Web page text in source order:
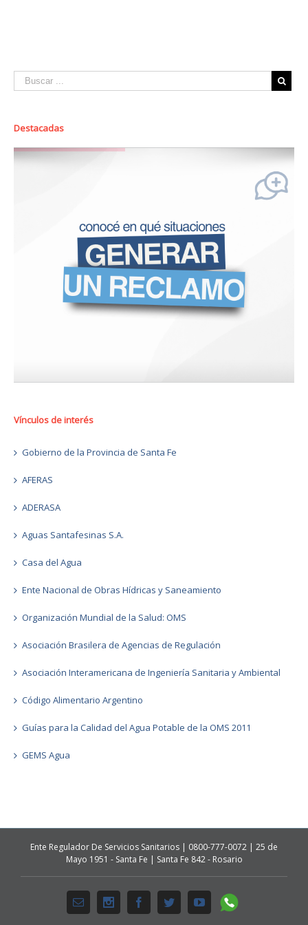
Destacadas
Vínculos de interés
Gobierno de la Provincia de Santa Fe
AFERAS
ADERASA
Aguas Santafesinas S.A.
Casa del Agua
Ente Nacional de Obras Hídricas y Saneamiento
Organización Mundial de la Salud: OMS
Asociación Brasilera de Agencias de Regulación
Asociación Interamericana de Ingeniería Sanitaria y Ambiental
Código Alimentario Argentino
Guías para la Calidad del Agua Potable de la OMS 2011
GEMS Agua
Ente Regulador De Servicios Sanitarios | 0800-777-0072 | 25 de
Mayo 1951 - Santa Fe | Santa Fe 842 - Rosario
Email InstagramFacebookTwitterYoutubeWhatsapp